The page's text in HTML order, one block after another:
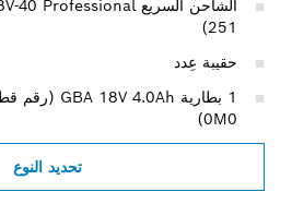
251)
حقيبة عِدد
0M0)
تحديد النوع